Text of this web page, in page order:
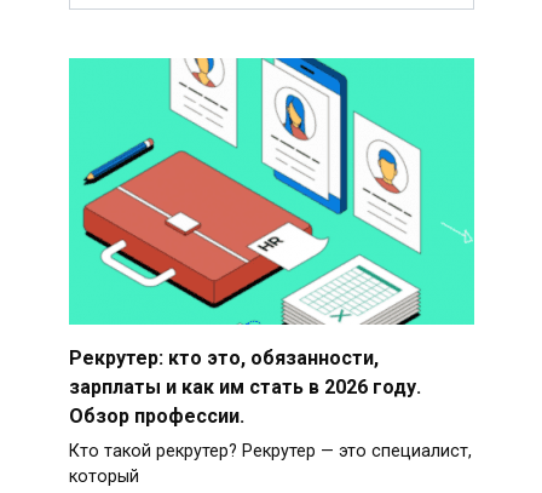
Рекрутер: кто это, обязанности,
зарплаты и как им стать в 2026 году.
Обзор профессии.
Кто такой рекрутер? Рекрутер — это специалист,
который